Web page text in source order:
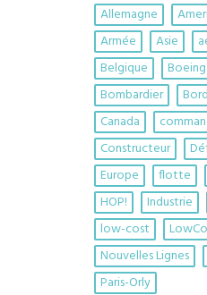
Allemagne
Armée
Asie
Belgique
Boeing
Bombardier
Canada
Constructeur
Europe
flotte
HOP!
Industrie
low-cost
Nouvelles Lignes
Paris-Orly